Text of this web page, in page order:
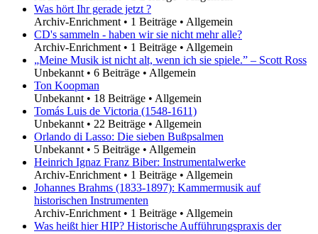
Was hört Ihr gerade jetzt ?
Archiv-Enrichment • 1 Beiträge • Allgemein
CD's sammeln - haben wir sie nicht mehr alle?
Archiv-Enrichment • 1 Beiträge • Allgemein
„Meine Musik ist nicht alt, wenn ich sie spiele.” – Scott Ross
Unbekannt • 6 Beiträge • Allgemein
Ton Koopman
Unbekannt • 18 Beiträge • Allgemein
Tomás Luis de Victoria (1548-1611)
Unbekannt • 22 Beiträge • Allgemein
Orlando di Lasso: Die sieben Bußpsalmen
Unbekannt • 5 Beiträge • Allgemein
Heinrich Ignaz Franz Biber: Instrumentalwerke
Archiv-Enrichment • 1 Beiträge • Allgemein
Johannes Brahms (1833-1897): Kammermusik auf
historischen Instrumenten
Archiv-Enrichment • 1 Beiträge • Allgemein
Was heißt hier HIP? Historische Aufführungspraxis der